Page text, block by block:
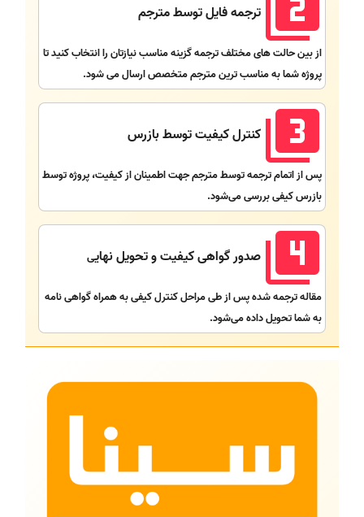
ترجمه فایل توسط مترجم
از بین حالت های مختلف ترجمه گزینه مناسب نیازتان را انتخاب کنید تا
پروژه شما به مناسب ترین مترجم متخصص ارسال می شود.
کنترل کیفیت توسط بازرس
پس از اتمام ترجمه توسط مترجم جهت اطمینان از کیفیت، پروژه توسط
بازرس کیفی بررسی می‌شود.
صدور گواهی کیفیت و تحویل نهایی
مقاله ترجمه شده پس از طی مراحل کنترل کیفی به همراه گواهی نامه
به شما تحویل داده می‌شود.